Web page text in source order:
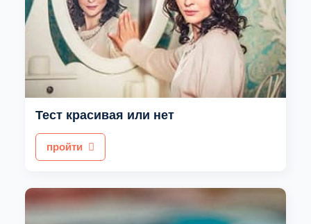
Тест красивая или нет
пройти